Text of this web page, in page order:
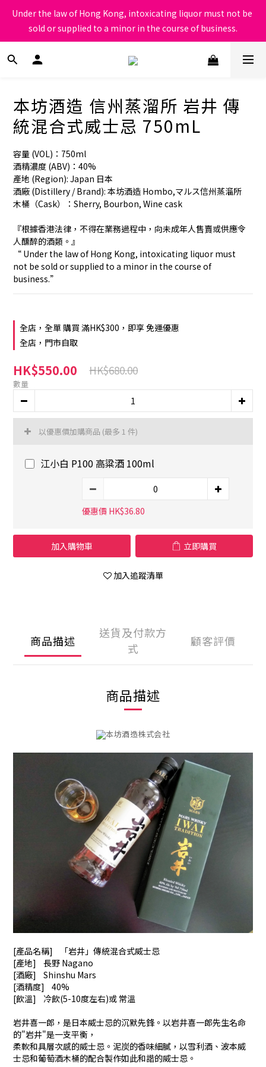
根據香港法律，不得在業務過程中，向未成年人售賣或供應令人醺
醉的酒類
Under the law of Hong Kong, intoxicating liquor must not be
sold or supplied to a minor in the course of business.
根據香港法律，不得在業務過程中，向未成年人售賣或供應令人醺
本坊酒造 信州蒸溜所 岩井 傳
統混合式威士忌 750mL
容量 (VOL)：750ml
酒精濃度 (ABV)：40%
產地 (Region): Japan 日本
酒廠 (Distillery / Brand): 本坊酒造 Hombo,マルス信州蒸溜所
木桶（Cask）：Sherry, Bourbon, Wine cask
『根據香港法律，不得在業務過程中，向未成年人售賣或供應令
人醺醉的酒類。』
“ Under the law of Hong Kong, intoxicating liquor must
not be sold or supplied to a minor in the course of
business.”
全店，全單 購買 滿HK$300，即享 免運優惠
全店，門市自取
HK$550.00 HK$680.00
數量
以優惠價加購商品 (最多 1 件)
江小白 P100 高粱酒 100ml
優惠價 HK$36.80
加入購物車 立即購買
加入追蹤清單
商品描述
送貨及付款方
式
顧客評價
商品描述
[產品名稱] 「岩井」傳統混合式威士忌
[產地] 長野 Nagano
[酒廠] Shinshu Mars
[酒精度] 40%
[飲溫] 冷飲(5-10度左右)或 常溫
岩井喜一郎，是日本威士忌的沉默先鋒。以岩井喜一郎先生名命
的"岩井"是一支平衡，
柔軟和具層次感的威士忌。泥炭的香味細膩，以雪利酒、波本威
士忌和葡萄酒木桶的配合製作如此和諧的威士忌。